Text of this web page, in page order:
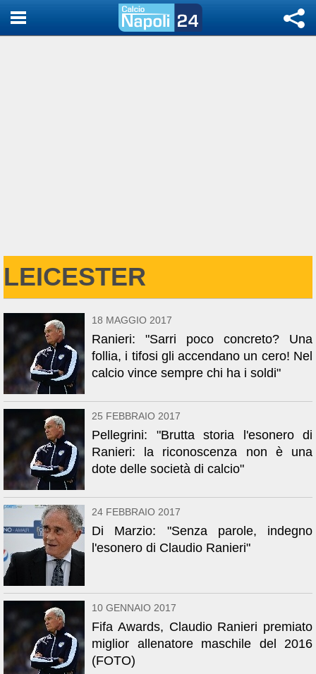
LEICESTER
18 MAGGIO 2017
Ranieri: "Sarri poco concreto? Una
follia, i tifosi gli accendano un cero! Nel
calcio vince sempre chi ha i soldi"
25 FEBBRAIO 2017
Pellegrini‏: "Brutta storia l'esonero di
Ranieri: la riconoscenza non è una
dote delle società di calcio"
24 FEBBRAIO 2017
Di Marzio: "Senza parole, indegno
l'esonero di Claudio Ranieri"
10 GENNAIO 2017
Fifa Awards, Claudio Ranieri premiato
miglior allenatore maschile del 2016
(FOTO)